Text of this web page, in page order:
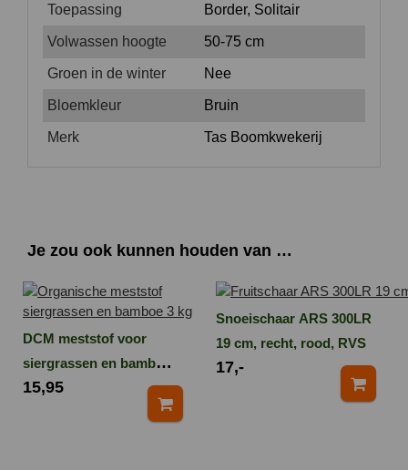
Toepassing Border, Solitair
Volwassen hoogte 50-75 cm
Groen in de winter Nee
Bloemkleur Bruin
Merk Tas Boomkwekerij
Je zou ook kunnen houden van …
DCM meststof voor
siergrassen en bamboe
3 kg
15,95
Snoeischaar ARS 300LR
19 cm, recht, rood, RVS
17,-